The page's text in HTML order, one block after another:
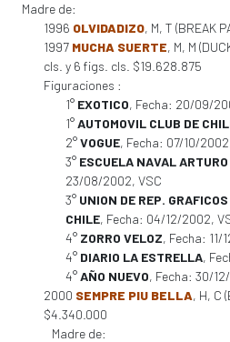
Madre de:
1996 OLVIDADIZO, M, T (BREAK
1997 MUCHA SUERTE, M, M
cls. y 6 figs. cls. $19.628.875
Figuraciones :
1° EXOTICO, Fecha: 20/09/
1°AUTOMOVIL CLUB DE
2°VOGUE, Fecha: 07/10/
3° ESCUELA NAVAL
23/08/2002, VSC
3° UNION DE REP.
CHILE, Fecha: 04/12/2002,
4° ZORRO VELOZ, Fecha: 11/
4° DIARIO LA ESTRELLA,
4°AÑO NUEVO, Fecha: 30/
2000 SEMPRE PIU BELLA, H, C
$4.340.000
Madre de: